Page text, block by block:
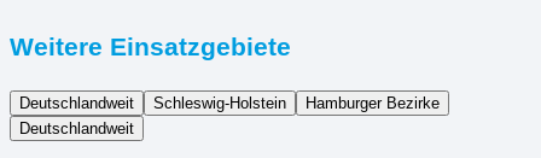
Weitere Einsatzgebiete
Deutschlandweit Schleswig-Holstein
Hamburger Bezirke
Deutschlandweit